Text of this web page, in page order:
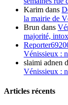
Karim dans
la mairie de
Brun dans
majorité,
Vénissieux :
slaimi adnen
Vénissieux :
Articles récents